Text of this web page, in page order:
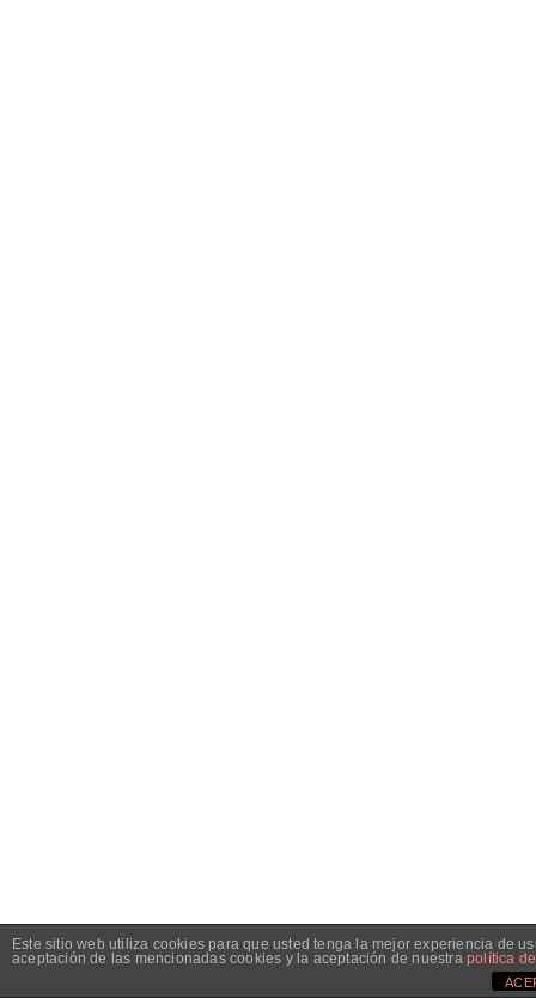
Este sitio web utiliza cookies para que usted tenga la mejor experiencia de
aceptación de las mencionadas cookies y la aceptación de nuestrapolítica